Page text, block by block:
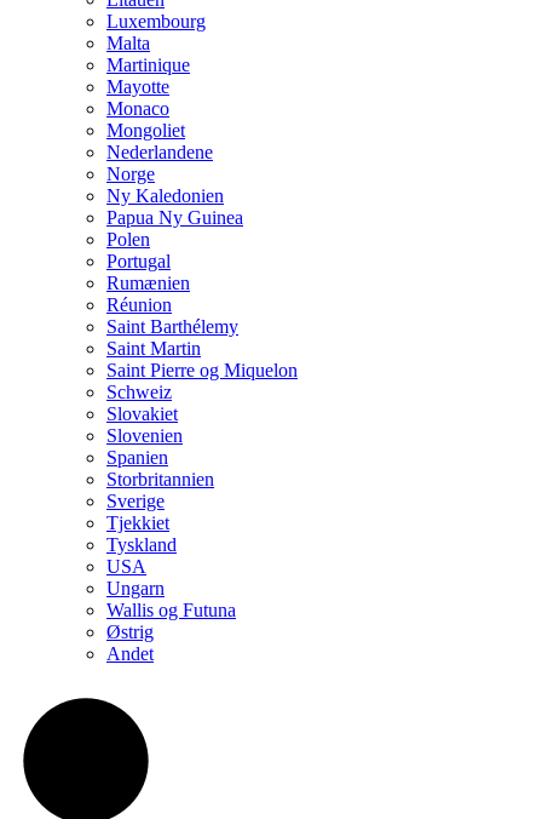
Luxembourg
Malta
Martinique
Mayotte
Monaco
Mongoliet
Nederlandene
Norge
Ny Kaledonien
Papua Ny Guinea
Polen
Portugal
Rumænien
Réunion
Saint Barthélemy
Saint Martin
Saint Pierre og Miquelon
Schweiz
Slovakiet
Slovenien
Spanien
Storbritannien
Sverige
Tjekkiet
Tyskland
USA
Ungarn
Wallis og Futuna
Østrig
Andet